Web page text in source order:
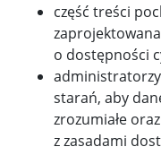
część treści
o dostępności
starań, aby
zrozumiałe
z zasadami